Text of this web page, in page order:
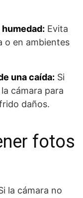
humedad: Evita
o en ambientes
una caída: Si
cámara para
daños.
fotos
la cámara no